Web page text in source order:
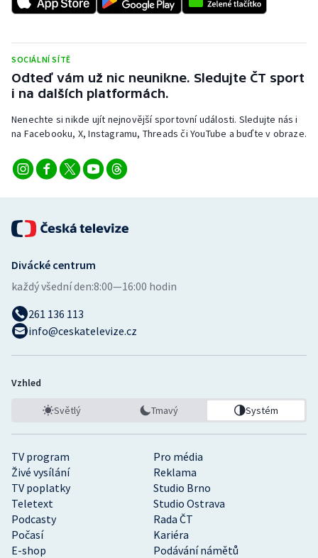
SOCIÁLNÍ SÍTĚ
Odteď vám už nic neunikne. Sledujte ČT sport
i na dalších platformách.
Nenechte si nikde ujít nejnovější sportovní události. Sledujte nás i
na Facebooku, X, Instagramu, Threads či YouTube a buďte v obraze.
TV program
Pro média
Živé vysílání
Reklama
TV poplatky
Studio Brno
Teletext
Studio Ostrava
Podcasty
Rada ČT
Počasí
Kariéra
E-shop
Podávání námětů
Divácké centrum
každý všední den:8:00—16:00 hodin
261 136 113
info@ceskatelevize.cz
Vzhled
Světlý Tmavý Systém